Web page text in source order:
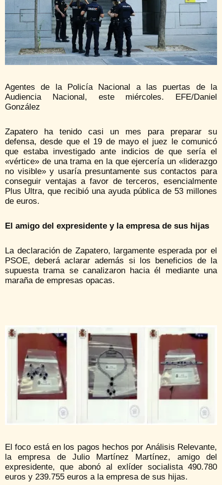
Agentes de la Policía Nacional a las puertas de la
Audiencia Nacional, este miércoles. EFE/Daniel
González
Zapatero ha tenido casi un mes para preparar su
defensa, desde que el 19 de mayo el juez le comunicó
que estaba investigado ante indicios de que sería el
«vértice» de una trama en la que ejercería un «liderazgo
no visible» y usaría presuntamente sus contactos para
conseguir ventajas a favor de terceros, esencialmente
Plus Ultra, que recibió una ayuda pública de 53 millones
de euros.
El amigo del expresidente y la empresa de sus hijas
La declaración de Zapatero, largamente esperada por el
PSOE, deberá aclarar además si los beneficios de la
supuesta trama se canalizaron hacia él mediante una
maraña de empresas opacas.
El foco está en los pagos hechos por Análisis Relevante,
la empresa de Julio Martínez Martínez, amigo del
expresidente, que abonó al exlíder socialista 490.780
euros y 239.755 euros a la empresa de sus hijas.